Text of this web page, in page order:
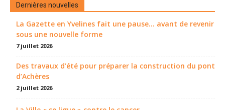
Dernières nouvelles
La Gazette en Yvelines fait une pause... avant de revenir
sous une nouvelle forme
7 juillet 2026
Des travaux d’été pour préparer la construction du pont
d’Achères
2 juillet 2026